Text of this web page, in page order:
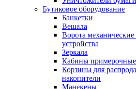
Бутиковое оборудование
Банкетки
Вешала
Ворота
устройства
Зеркала
Кабины примерочные
Корзины для
накопители
Манекены